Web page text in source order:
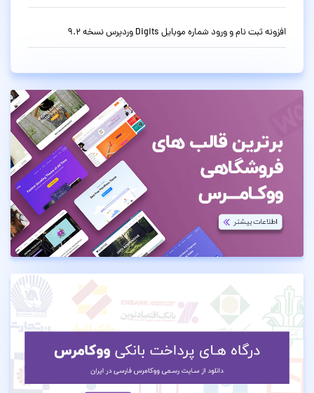
افزونه ثبت نام و ورود شماره موبایل Digits وردپرس نسخه 9.2